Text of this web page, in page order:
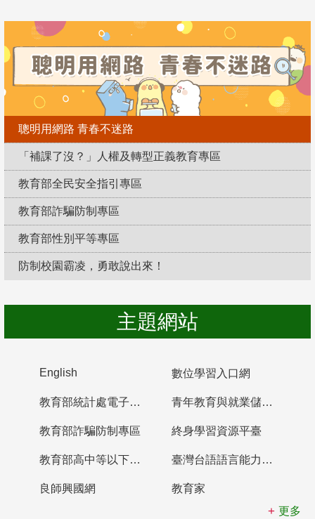
聰明用網路 青春不迷路
「補課了沒？」人權及轉型正義教育專區
教育部全民安全指引專區
教育部詐騙防制專區
教育部性別平等專區
防制校園霸凌，勇敢說出來！
主題網站
English 數位學習入口網
教育部統計處電子書櫃 青年教育與就業儲蓄帳戶
教育部詐騙防制專區 終身學習資源平臺
教育部高中等以下學校及幼兒園教師資格檢定考試 臺灣台語語言能力認證網站
良師興國網
教育家
更多